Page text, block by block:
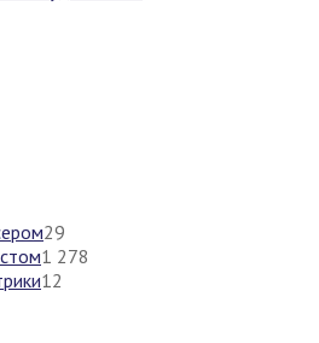
29
1 278
12